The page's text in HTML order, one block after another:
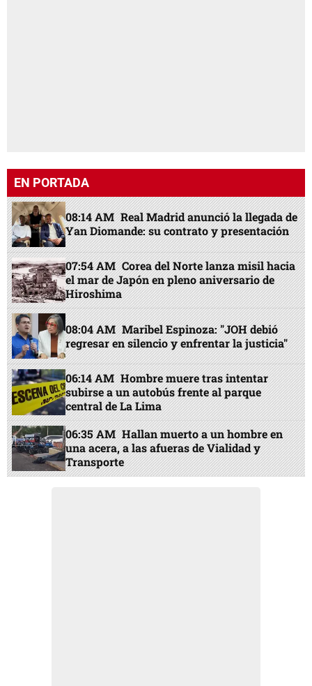
EN PORTADA
08:14 AM Real Madrid anunció la llegada de
Yan Diomande: su contrato y presentación
07:54 AM Corea del Norte lanza misil hacia
el mar de Japón en pleno aniversario de
Hiroshima
08:04 AM Maribel Espinoza: "JOH debió
regresar en silencio y enfrentar la justicia"
06:14 AM Hombre muere tras intentar
subirse a un autobús frente al parque
central de La Lima
06:35 AM Hallan muerto a un hombre en
una acera, a las afueras de Vialidad y
Transporte